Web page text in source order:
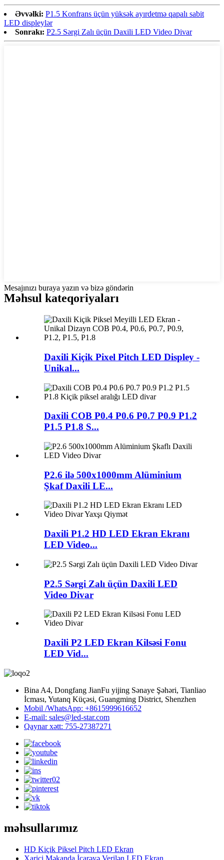
Əvvəlki: P1.5 Konfrans üçün yüksək ayırdetmə qapalı sabit
LED displeylər
Sonrakı: P2.5 Sərgi Zalı üçün Daxili LED Video Divar
Mesajınızı buraya yazın və bizə göndərin
Məhsul kateqoriyaları
Daxili Kiçik Pixel Pitch LED Displey -
Unikal...
Daxili COB P0.4 P0.6 P0.7 P0.9 P1.2
P1.5 P1.8 S...
P2.6 ilə 500x1000mm Alüminium
Şkaf Daxili LE...
Daxili P1.2 HD LED Ekran Ekranı
LED Video...
P2.5 Sərgi Zalı üçün Daxili LED
Video Divar
Daxili P2 LED Ekran Kilsəsi Fonu
LED Vid...
Bina A4, Dongfang JianFu yijing Sənaye Şəhəri, Tianliao
İcması, Yutanq Küçəsi, Guangming District, Shenzhen
Mobil /WhatsApp: +8615999616652
E-mail: sales@led-star.com
Qaynar xətt: 755-27387271
məhsullarımız
HD Kiçik Piksel Pitch LED Ekran
Xarici Məkanda İcarəyə Verilən LED Ekran